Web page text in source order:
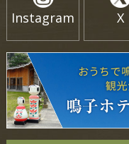
Instagram X